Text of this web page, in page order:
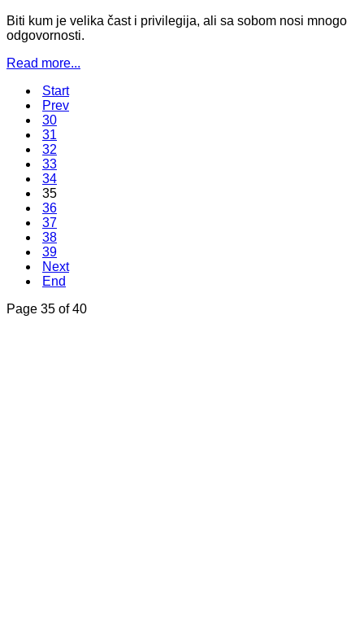
Biti kum je velika čast i privilegija, ali sa sobom nosi mnogo
odgovornosti.
Read more...
Start
Prev
30
31
32
33
34
35
36
37
38
39
Next
End
Page 35 of 40